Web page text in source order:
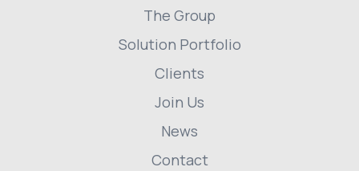
The Group
Solution Portfolio
Clients
Join Us
News
Contact